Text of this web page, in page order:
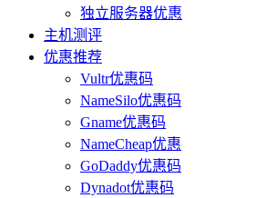
独立服务器优惠
主机测评
优惠推荐
Vultr优惠码
NameSilo优惠码
Gname优惠码
NameCheap优惠
GoDaddy优惠码
Dynadot优惠码